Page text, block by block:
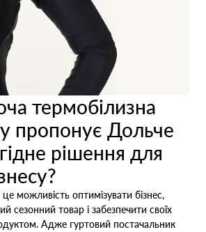
термобілизна
пропонує Дольче
рішення для
можливість оптимізувати бізнес,
сезонний товар і забезпечити своїх
Адже гуртовий постачальник